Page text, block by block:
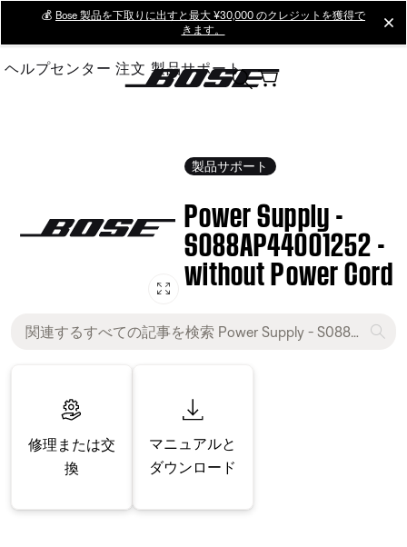
Main
💰 Bose 製品を下取りに出すと最大 ¥30,000 のクレジットを獲得で
きます。
ヘルプセンター 注文 製品サポート
製品サポート
Power Supply -
S088AP44001252 -
without Power Cord
修理または交
換
マニュアルと
ダウンロード